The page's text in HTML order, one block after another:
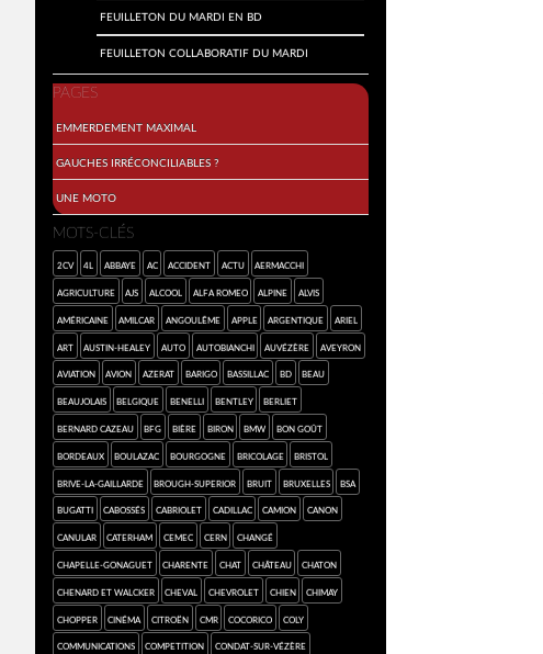
Feuilleton du mardi en BD
Feuilleton collaboratif du mardi
PAGES
Emmerdement maximal
Gauches irréconciliables ?
Une moto
MOTS-CLÉS
2cv 4L abbaye AC accident Actu Aermacchi
agriculture AJS alcool Alfa Romeo Alpine Alvis
américaine Amilcar Angoulême Apple argentique Ariel
art Austin-Healey auto Autobianchi Auvézère Aveyron
aviation avion Azerat Barigo Bassillac BD beau
Beaujolais Belgique Benelli Bentley Berliet
Bernard Cazeau BFG bière Biron BMW bon goût
Bordeaux Boulazac Bourgogne bricolage Bristol
Brive-la-Gaillarde Brough-Superior bruit Bruxelles BSA
Bugatti Cabossés cabriolet Cadillac camion Canon
canular Caterham CEMEC Cern Changé
Chapelle-Gonaguet Charente chat château chaton
Chenard et Walcker cheval Chevrolet chien Chimay
chopper cinéma Citroën CMR cocorico Coly
communications competition Condat-sur-Vézère